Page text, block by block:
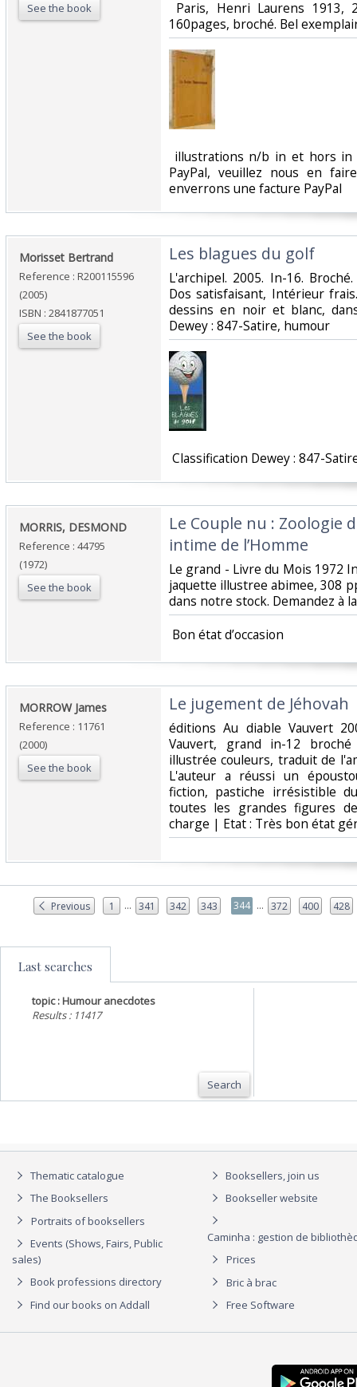
See the book
Paris, Henri Laurens 1913,
160pages, broché. Bel
illustrations n/b in et hors
PayPal, veuillez nous en
enverrons une facture PayPal‎
‎Morisset Bertrand‎
Reference : R200115596
(2005)
ISBN : 2841877051
See the book
‎Les blagues du golf‎
‎L'archipel. 2005. In-16.
Dos satisfaisant, Intérieur
dessins en noir et blanc,
Dewey : 847-Satire, humour‎
Classification Dewey : 847-
‎MORRIS, DESMOND‎
Reference : 44795
(1972)
See the book
‎Le Couple nu : Zoologie
intime de l’Homme‎
‎Le grand - Livre du Mois 1972
jaquette illustree abimee, 308
dans notre stock. Demandez à
‎ Bon état d’occasion ‎
‎MORROW James‎
Reference : 11761
(2000)
See the book
‎Le jugement de Jéhovah‎
‎éditions Au diable Vauvert
Vauvert, grand in-12
illustrée couleurs, traduit de
L'auteur a réussi un
fiction, pastiche irrésistible
toutes les grandes figures
charge | Etat : Très bon état
Previous 1 ... 341 342 343 344 ... 372 400 428
Last searches
topic : Humour anecdotes
Results : 11417
Search
Thematic catalogue
The Booksellers
Portraits of booksellers
Events (Shows, Fairs, Public
sales)
Book professions directory
Find our books on Addall
Booksellers, join us
Bookseller website
Caminha : gestion de
Prices
Bric à brac
Free Software